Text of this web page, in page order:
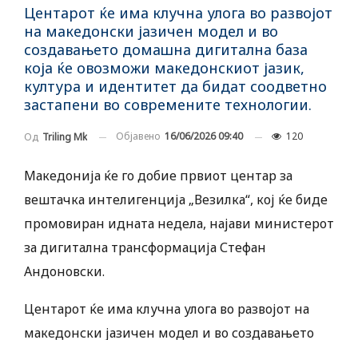
Центарот ќе има клучна улога во развојот
на македонски јазичен модел и во
создавањето домашна дигитална база
која ќе овозможи македонскиот јазик,
култура и идентитет да бидат соодветно
застапени во современите технологии.
Од Triling Mk Објавено 16/06/2026 09:40 120
Македонија ќе го добие првиот центар за
вештачка интелигенција „Везилка“, кој ќе биде
промовиран идната недела, најави министерот
за дигитална трансформација Стефан
Андоновски.
Центарот ќе има клучна улога во развојот на
македонски јазичен модел и во создавањето